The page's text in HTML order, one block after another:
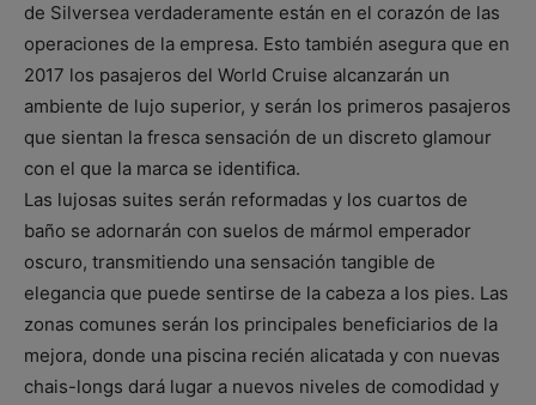
de Silversea verdaderamente están en el corazón de las
operaciones de la empresa. Esto también asegura que en
2017 los pasajeros del World Cruise alcanzarán un
ambiente de lujo superior, y serán los primeros pasajeros
que sientan la fresca sensación de un discreto glamour
con el que la marca se identifica.
Las lujosas suites serán reformadas y los cuartos de
baño se adornarán con suelos de mármol emperador
oscuro, transmitiendo una sensación tangible de
elegancia que puede sentirse de la cabeza a los pies. Las
zonas comunes serán los principales beneficiarios de la
mejora, donde una piscina recién alicatada y con nuevas
chais-longs dará lugar a nuevos niveles de comodidad y